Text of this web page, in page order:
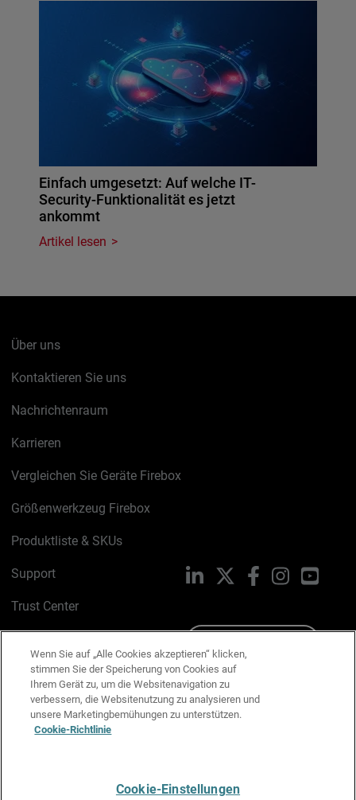
Einfach umgesetzt: Auf welche IT-
Security-Funktionalität es jetzt
ankommt
Artikel lesen
Über uns
Kontaktieren Sie uns
Nachrichtenraum
Karrieren
Vergleichen Sie Geräte Firebox
Größenwerkzeug Firebox
Produktliste & SKUs
Support
Trust Center
Cookie-Richtlinie
Datenschutzrichtlinie
Media & Brand Kit
LinkedIn FacebookInstagram
Wenn Sie auf „Alle Cookies akzeptieren“ klicken,
stimmen Sie der Speicherung von Cookies auf
Ihrem Gerät zu, um die Websitenavigation zu
verbessern, die Websitenutzung zu analysieren und
unsere Marketingbemühungen zu unterstützen.
Cookie-Richtlinie
Cookie-Einstellungen